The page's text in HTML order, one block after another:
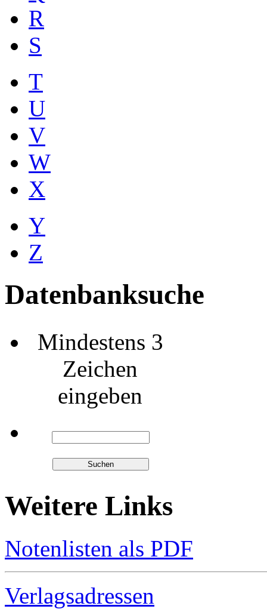
R
S
T
U
V
W
X
Y
Z
Datenbanksuche
Mindestens 3
Zeichen
eingeben
Weitere Links
Notenlisten als PDF
Verlagsadressen